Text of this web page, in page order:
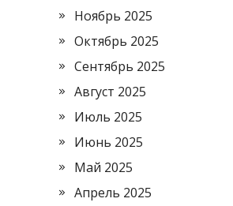
Ноябрь 2025
Октябрь 2025
Сентябрь 2025
Август 2025
Июль 2025
Июнь 2025
Май 2025
Апрель 2025